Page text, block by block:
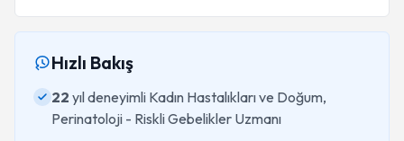
Hızlı Bakış
22 yıl deneyimli Kadın Hastalıkları ve Doğum,
Perinatoloji - Riskli Gebelikler Uzmanı